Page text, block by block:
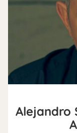
Alejandro